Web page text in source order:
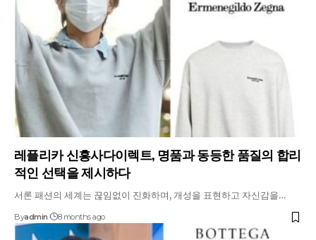
레플리카 신흥사다이렉트, 명품과 동등한 품질의 합리
적인 선택을 제시하다
서론 패션의 세계는 끊임없이 진화하며, 개성을 표현하고 자신감을…
Byadmin 8 months ago